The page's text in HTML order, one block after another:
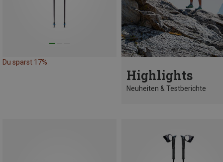
Du sparst 17%
Highlights
Neuheiten & Testberichte